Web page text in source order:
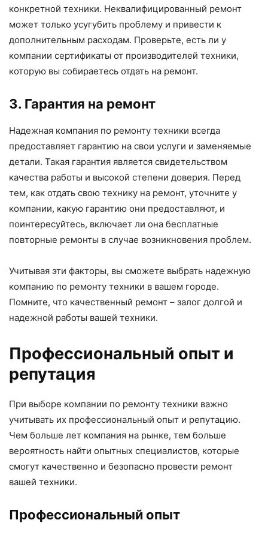
конкретной техники. Неквалифицированный ремонт
может только усугубить проблему и привести к
дополнительным расходам. Проверьте, есть ли у
компании сертификаты от производителей техники,
которую вы собираетесь отдать на ремонт.
3. Гарантия на ремонт
Надежная компания по ремонту техники всегда
предоставляет гарантию на свои услуги и заменяемые
детали. Такая гарантия является свидетельством
качества работы и высокой степени доверия. Перед
тем, как отдать свою технику на ремонт, уточните у
компании, какую гарантию они предоставляют, и
поинтересуйтесь, включает ли она бесплатные
повторные ремонты в случае возникновения проблем.
Учитывая эти факторы, вы сможете выбрать надежную
компанию по ремонту техники в вашем городе.
Помните, что качественный ремонт – залог долгой и
надежной работы вашей техники.
Профессиональный опыт и
репутация
При выборе компании по ремонту техники важно
учитывать их профессиональный опыт и репутацию.
Чем больше лет компания на рынке, тем больше
вероятность найти опытных специалистов, которые
смогут качественно и безопасно провести ремонт
вашей техники.
Профессиональный опыт